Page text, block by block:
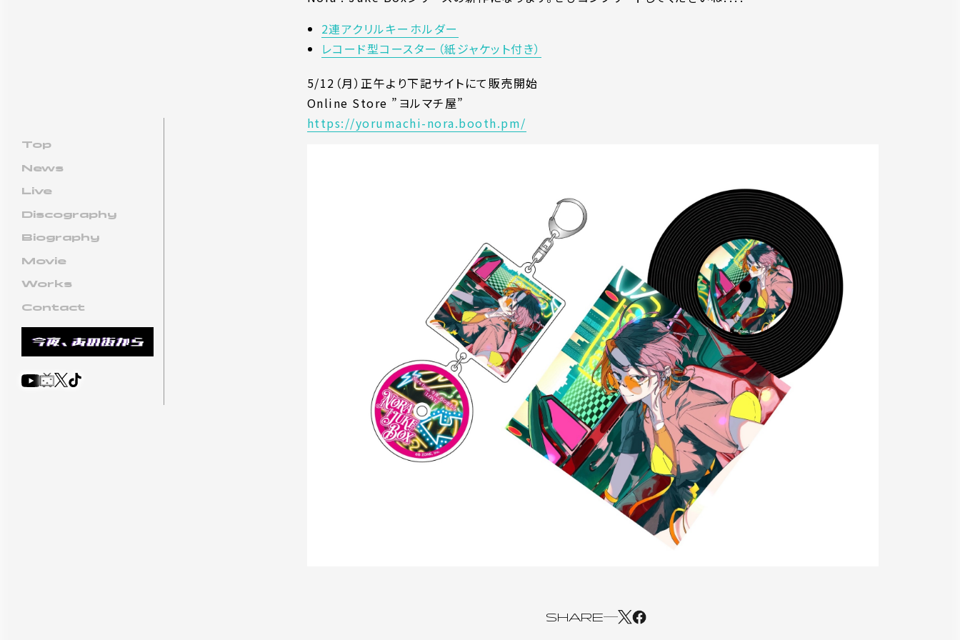
Top
News
Live
Discography
Biography
Movie
Works
Contact
2連アクリルキーホルダー
レコード型コースター（紙ジャケット付き）
5/12（月）正午より下記サイトにて販売開始
Online Store ”ヨルマチ屋”
https://yorumachi-nora.booth.pm/
SHARE